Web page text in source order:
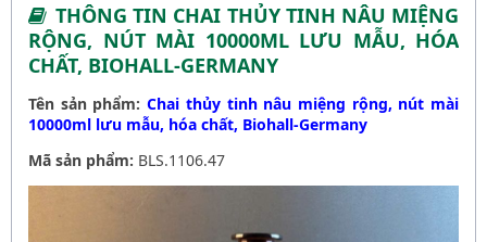
THÔNG TIN CHAI THỦY TINH NÂU MIỆNG
RỘNG, NÚT MÀI 10000ML LƯU MẪU, HÓA
CHẤT, BIOHALL-GERMANY
Tên sản phẩm: Chai thủy tinh nâu miệng rộng, nút mài
10000ml lưu mẫu, hóa chất, Biohall-Germany
Mã sản phẩm: BLS.1106.47